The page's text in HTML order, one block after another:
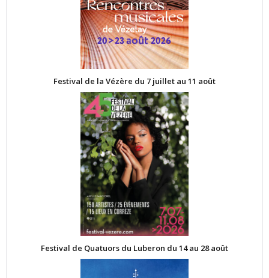
Festival de la Vézère du 7 juillet au 11 août
Festival de Quatuors du Luberon du 14 au 28 août